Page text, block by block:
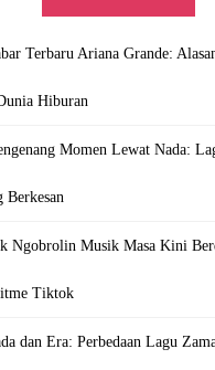
Terbaru Ariana Grande:
Hiburan
Momen Lewat Nada:
Berkesan
Ngobrolin Musik Masa Kini
Tiktok
dan Era: Perbedaan Lagu